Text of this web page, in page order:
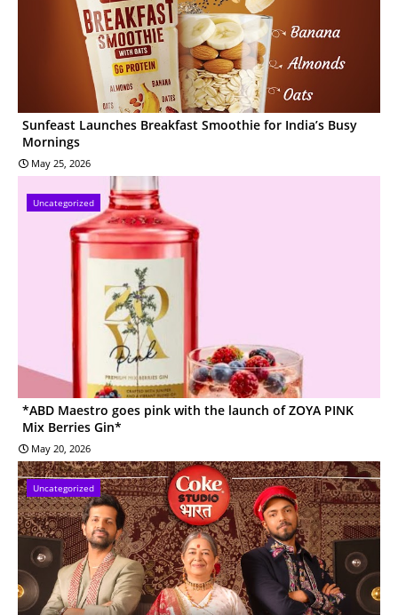
Sunfeast Launches Breakfast Smoothie for India’s Busy
Mornings
May 25, 2026
Uncategorized
*ABD Maestro goes pink with the launch of ZOYA PINK
Mix Berries Gin*
May 20, 2026
Uncategorized